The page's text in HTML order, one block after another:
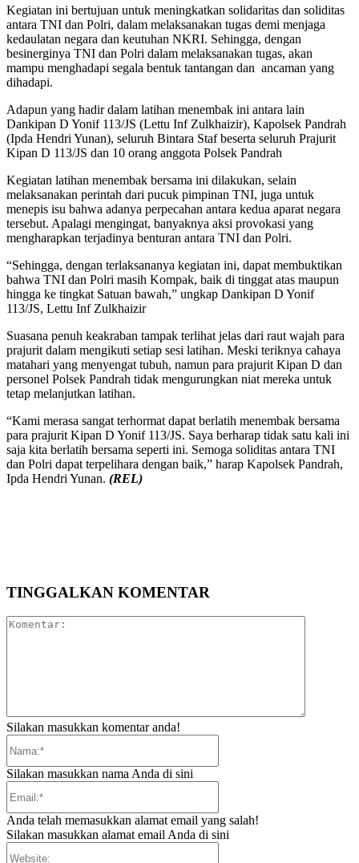
Kegiatan ini bertujuan untuk meningkatkan solidaritas dan soliditas
antara TNI dan Polri, dalam melaksanakan tugas demi menjaga
kedaulatan negara dan keutuhan NKRI. Sehingga, dengan
besinerginya TNI dan Polri dalam melaksanakan tugas, akan
mampu menghadapi segala bentuk tantangan dan ancaman yang
dihadapi.
Adapun yang hadir dalam latihan menembak ini antara lain
Dankipan D Yonif 113/JS (Lettu Inf Zulkhaizir), Kapolsek Pandrah
(Ipda Hendri Yunan), seluruh Bintara Staf beserta seluruh Prajurit
Kipan D 113/JS dan 10 orang anggota Polsek Pandrah
Kegiatan latihan menembak bersama ini dilakukan, selain
melaksanakan perintah dari pucuk pimpinan TNI, juga untuk
menepis isu bahwa adanya perpecahan antara kedua aparat negara
tersebut. Apalagi mengingat, banyaknya aksi provokasi yang
mengharapkan terjadinya benturan antara TNI dan Polri.
“Sehingga, dengan terlaksananya kegiatan ini, dapat membuktikan
bahwa TNI dan Polri masih Kompak, baik di tinggat atas maupun
hingga ke tingkat Satuan bawah,” ungkap Dankipan D Yonif
113/JS, Lettu Inf Zulkhaizir
Suasana penuh keakraban tampak terlihat jelas dari raut wajah para
prajurit dalam mengikuti setiap sesi latihan. Meski teriknya cahaya
matahari yang menyengat tubuh, namun para prajurit Kipan D dan
personel Polsek Pandrah tidak mengurungkan niat mereka untuk
tetap melanjutkan latihan.
“Kami merasa sangat terhormat dapat berlatih menembak bersama
para prajurit Kipan D Yonif 113/JS. Saya berharap tidak satu kali ini
saja kita berlatih bersama seperti ini. Semoga soliditas antara TNI
dan Polri dapat terpelihara dengan baik,” harap Kapolsek Pandrah,
Ipda Hendri Yunan. (REL)
TINGGALKAN KOMENTAR
Silakan masukkan komentar anda!
Silakan masukkan nama Anda di sini
Anda telah memasukkan alamat email yang salah!
Silakan masukkan alamat email Anda di sini